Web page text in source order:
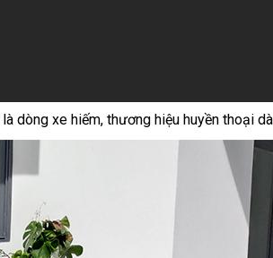
dòng xe hiếm, thương hiệu huyền thoại